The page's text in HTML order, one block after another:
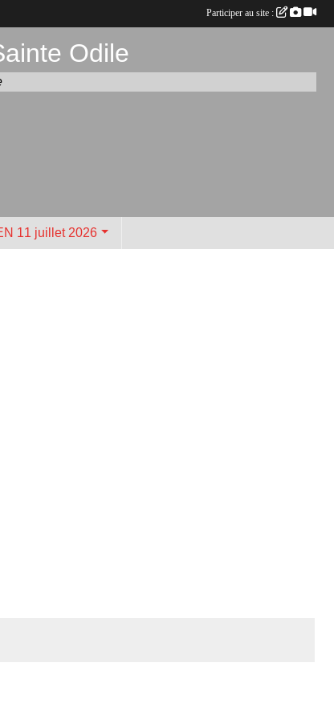
Odile
11 juillet 2026
Participer au site :